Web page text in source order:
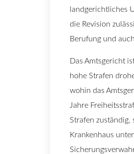
landgerichtliches
die Revision
Berufung und
Das Amtsgericht
hohe Strafen
wohin das
Jahre
Strafen zuständig,
Krankenhaus